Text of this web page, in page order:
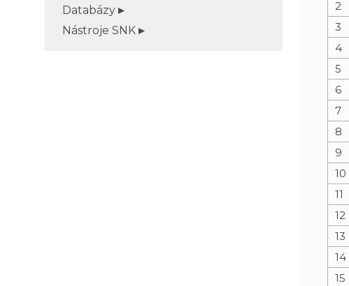
Databázy
Nástroje SNK
2
3
4
5
6
7
8
9
10
11
12
13
14
15